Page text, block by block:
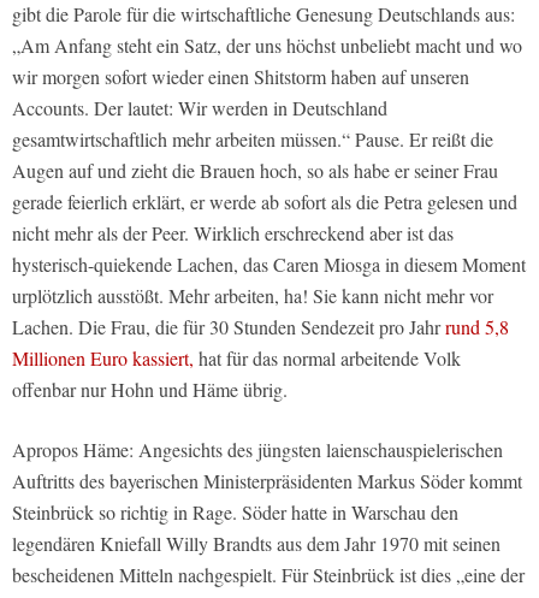
gibt die Parole für die wirtschaftliche Genesung Deutschlands aus:
„Am Anfang steht ein Satz, der uns höchst unbeliebt macht und wo
wir morgen sofort wieder einen Shitstorm haben auf unseren
Accounts. Der lautet: Wir werden in Deutschland
gesamtwirtschaftlich mehr arbeiten müssen.“ Pause. Er reißt die
Augen auf und zieht die Brauen hoch, so als habe er seiner Frau
gerade feierlich erklärt, er werde ab sofort als die Petra gelesen und
nicht mehr als der Peer. Wirklich erschreckend aber ist das
hysterisch-quiekende Lachen, das Caren Miosga in diesem Moment
urplötzlich ausstößt. Mehr arbeiten, ha! Sie kann nicht mehr vor
Lachen. Die Frau, die für 30 Stunden Sendezeit pro Jahrrund 5,8
Millionen Euro kassiert, hat für das normal arbeitende Volk
offenbar nur Hohn und Häme übrig.
Apropos Häme: Angesichts des jüngsten laienschauspielerischen
Auftritts des bayerischen Ministerpräsidenten Markus Söder kommt
Steinbrück so richtig in Rage. Söder hatte in Warschau den
legendären Kniefall Willy Brandts aus dem Jahr 1970 mit seinen
bescheidenen Mitteln nachgespielt. Für Steinbrück ist dies „eine der